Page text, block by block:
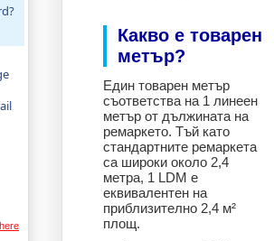
Какво е товарен
метър?
Един товарен метър
съответства на 1 линеен
метър от дължината на
ремаркето. Тъй като
стандартните ремаркета
са широки около 2,4
метра, 1 LDM е
еквивалентен на
приблизително 2,4 м²
площ.